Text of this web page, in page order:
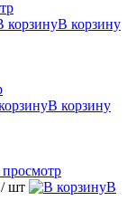
В корзину
В корзину
/ шт
В